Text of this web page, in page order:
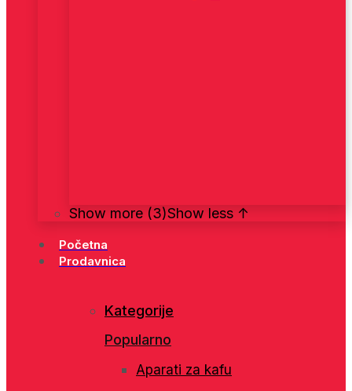
Show more (3)Show less ↑
Početna
Prodavnica
Kategorije
Popularno
Aparati za kafu